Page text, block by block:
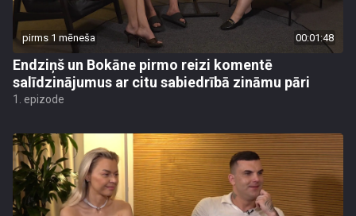
pirms 1 mēneša 00:01:48
Endziņš un Bokāne pirmo reizi komentē
salīdzinājumus ar citu sabiedrībā zināmu pāri
1. epizode